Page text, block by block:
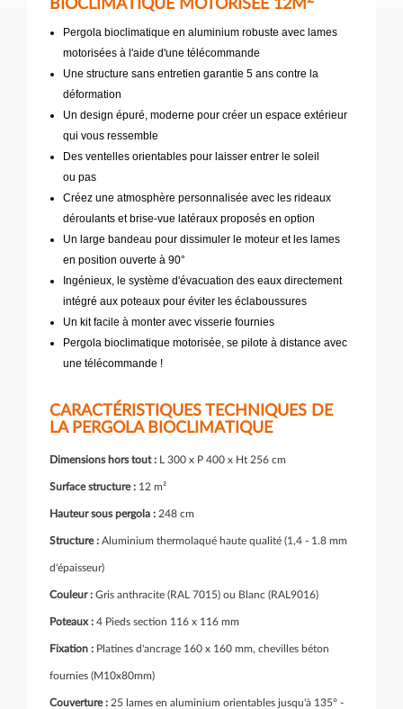
BIOCLIMATIQUE MOTORISÉE 12M
Pergola bioclimatique en aluminium robuste avec lames
motorisées à l'aide d'une télécommande
Une structure sans entretien garantie 5 ans contre la
déformation
Un design épuré, moderne pour créer un espace extérieur
qui vous ressemble
Des ventelles orientables pour laisser entrer le soleil
ou pas
Créez une atmosphère personnalisée avec les rideaux
déroulants et brise-vue latéraux proposés en option
Un large bandeau pour dissimuler le moteur et les lames
en position ouverte à 90°
Ingénieux, le système d'évacuation des eaux directement
intégré aux poteaux pour éviter les éclaboussures
Un kit facile à monter avec visserie fournies
Pergola bioclimatique motorisée, se pilote à distance avec
une télécommande !
CARACTÉRISTIQUES TECHNIQUES DE
LA PERGOLA BIOCLIMATIQUE
Dimensions hors tout : L 300 x P 400 x Ht 256 cm
Surface structure : 12 m²
Hauteur sous pergola : 248 cm
Structure : Aluminium thermolaqué haute qualité (1,4 - 1.8 mm
d'épaisseur)
Couleur : Gris anthracite (RAL 7015) ou Blanc (RAL9016)
Poteaux : 4 Pieds section 116 x 116 mm
Fixation : Platines d'ancrage 160 x 160 mm, chevilles béton
fournies (M10x80mm)
Couverture : 25 lames en aluminium orientables jusqu'à 135° -